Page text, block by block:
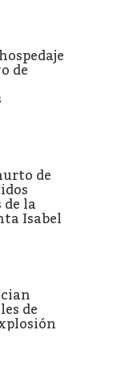
de
de
la
Isabel
de